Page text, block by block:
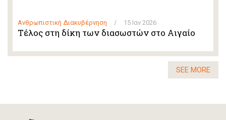
Ανθρωπιστική Διακυβέρνηση / 15 Ιαν 2026
Τέλος στη δίκη των διασωστών στο Αιγαίο
SEE MORE